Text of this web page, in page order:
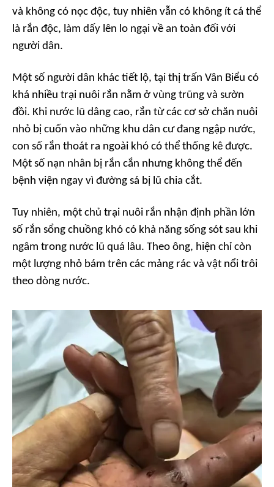
và không có nọc độc, tuy nhiên vẫn có không ít cá thể
là rắn độc, làm dấy lên lo ngại về an toàn đối với
người dân.
Một số người dân khác tiết lộ, tại thị trấn Vân Biểu có
khá nhiều trại nuôi rắn nằm ở vùng trũng và sườn
đồi. Khi nước lũ dâng cao, rắn từ các cơ sở chăn nuôi
nhỏ bị cuốn vào những khu dân cư đang ngập nước,
con số rắn thoát ra ngoài khó có thể thống kê được.
Một số nạn nhân bị rắn cắn nhưng không thể đến
bệnh viện ngay vì đường sá bị lũ chia cắt.
Tuy nhiên, một chủ trại nuôi rắn nhận định phần lớn
số rắn sổng chuồng khó có khả năng sống sót sau khi
ngâm trong nước lũ quá lâu. Theo ông, hiện chỉ còn
một lượng nhỏ bám trên các mảng rác và vật nổi trôi
theo dòng nước.